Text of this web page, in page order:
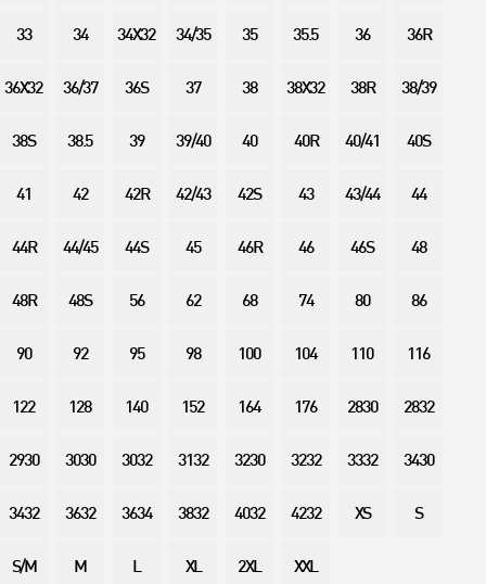
33 34 34X32 34/35 35 35.5 36 36R
36X32 36/37 36S 37 38 38X32 38R 38/39
38S 38.5 39 39/40 40 40R 40/41 40S
41 42 42R 42/43 42S 43 43/44 44
44R 44/45 44S 45 46R 46 46S 48
48R 48S 56 62 68 74 80 86
90 92 95 98 100 104 110 116
122 128 140 152 164 176 2830 2832
2930 3030 3032 3132 3230 3232 3332 3430
3432 3632 3634 3832 4032 4232 XS S
S/M M L XL 2XL XXL